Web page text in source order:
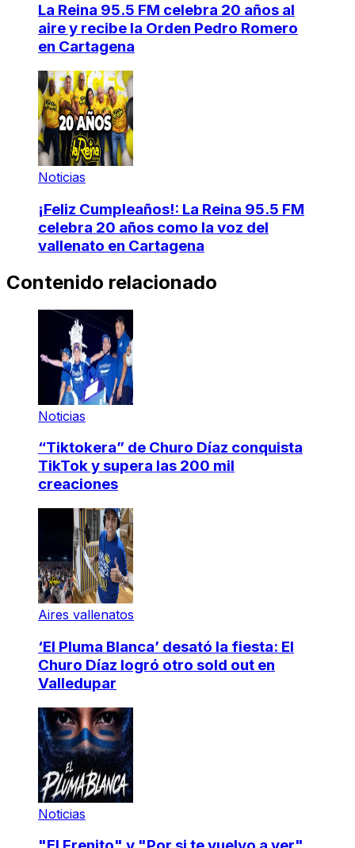
La Reina 95.5 FM celebra 20 años al
aire y recibe la Orden Pedro Romero
en Cartagena
Noticias
¡Feliz Cumpleaños!: La Reina 95.5 FM
celebra 20 años como la voz del
vallenato en Cartagena
Contenido relacionado
Noticias
“Tiktokera” de Churo Díaz conquista
TikTok y supera las 200 mil
creaciones
Aires vallenatos
‘El Pluma Blanca’ desató la fiesta: El
Churo Díaz logró otro sold out en
Valledupar
Noticias